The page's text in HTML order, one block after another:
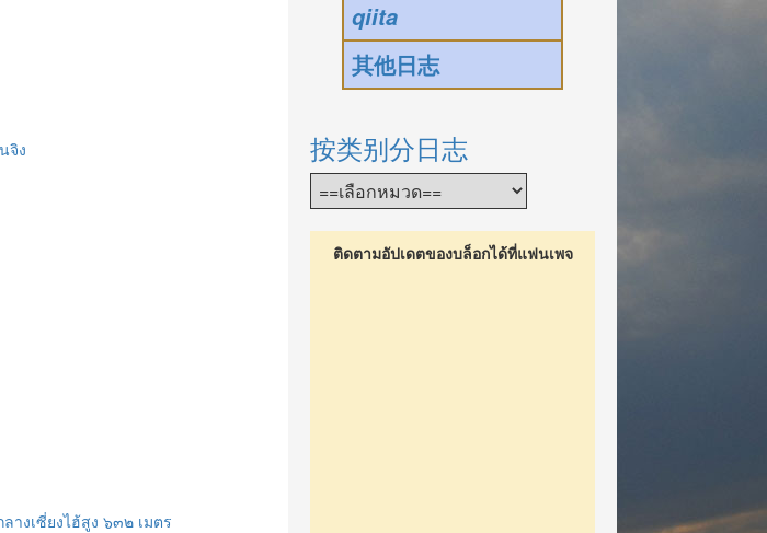
จิง
างเซี่ยงไฮ้สูง ๖๓๒ เมตร
qiita
其他日志
按类别分日志
ติดตามอัปเดตของบล็อกได้ที่แฟนเพจ